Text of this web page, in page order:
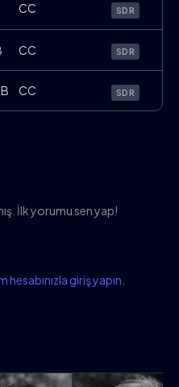
CC SDR
CC SDR
CC SDR
İlk yorumu sen yap!
hesabınızla giriş yapın